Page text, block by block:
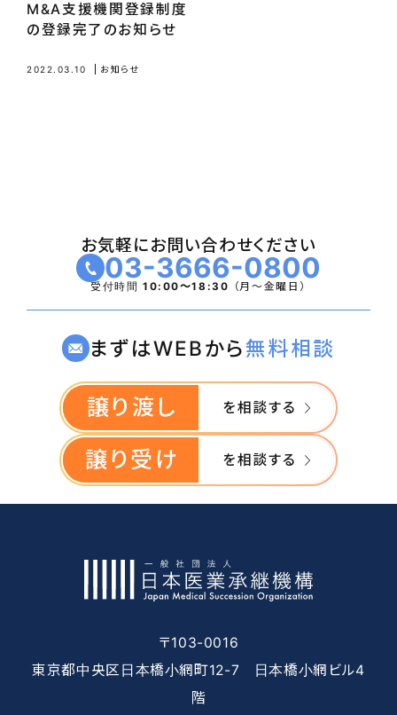
M&A支援機関登録制度
の登録完了のお知らせ
2022.03.10 お知らせ
お気軽にお問い合わせください
03-3666-0800
受付時間10:00〜18:30 （月〜金曜日）
まずはWEBから無料相談
譲り渡し を相談する
譲り受け を相談する
〒103-0016
東京都中央区日本橋小網町12-7 日本橋小網ビル4
階